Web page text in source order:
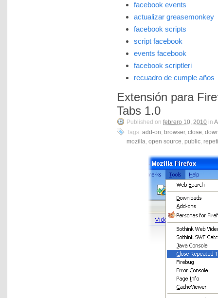
facebook events
actualizar greasemonkey
facebook scripts
script facebook
events facebook
facebook scriptleri
recuadro de cumple años
Extensión para
Tabs 1.0
Published on febrero 10, 2010 in
Tags: add-on, browser, close,
mozilla, open source, public,